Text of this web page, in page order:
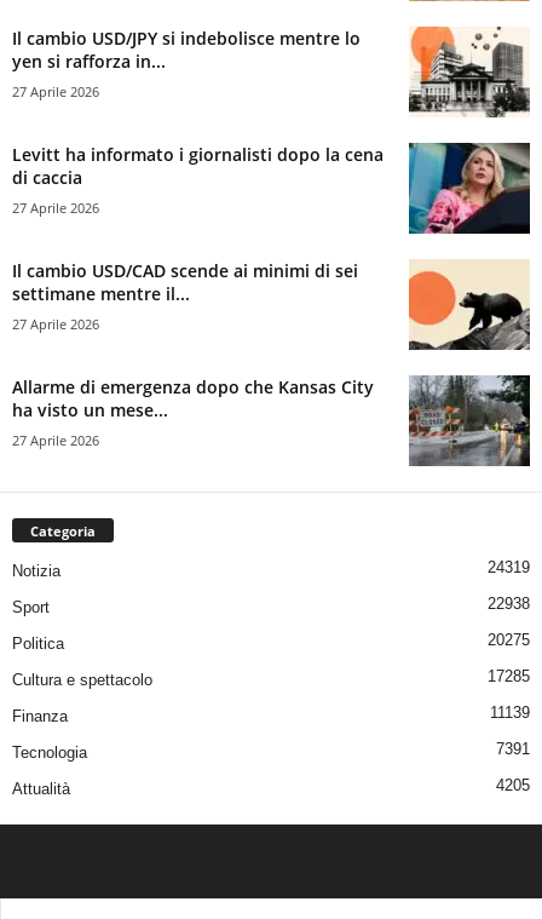
Il cambio USD/JPY si indebolisce mentre lo
yen si rafforza in...
27 Aprile 2026
Levitt ha informato i giornalisti dopo la cena
di caccia
27 Aprile 2026
Il cambio USD/CAD scende ai minimi di sei
settimane mentre il...
27 Aprile 2026
Allarme di emergenza dopo che Kansas City
ha visto un mese...
27 Aprile 2026
Categoria
Notizia 24319
Sport 22938
Politica 20275
Cultura e spettacolo 17285
Finanza 11139
Tecnologia 7391
Attualità 4205